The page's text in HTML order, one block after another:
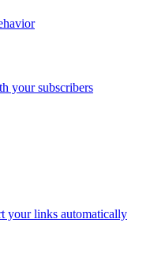
your subscribers
your links automatically